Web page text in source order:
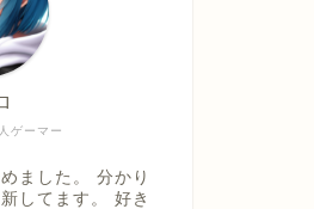
ゲーマー
ました。 分かり
してます。 好き